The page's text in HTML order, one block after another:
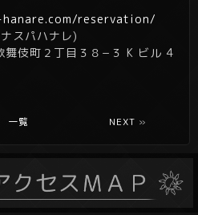
reservation/
スパハナレ)
伎町２丁目３８−３ K ビル 4
一覧 NEXT »